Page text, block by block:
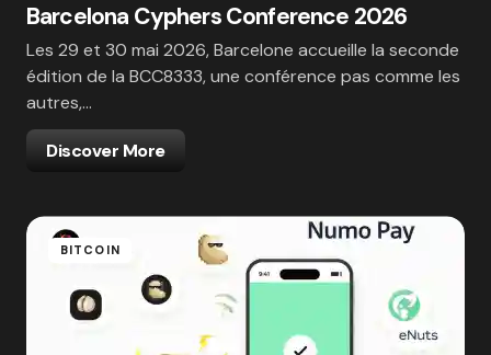
Barcelona Cyphers Conference 2026
Les 29 et 30 mai 2026, Barcelone accueille la seconde
édition de la BCC8333, une conférence pas comme les
autres,…
Discover More
BITCOIN